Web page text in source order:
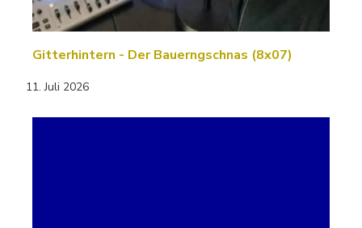
Gitterhintern - Der Bauerngschnas (8x07)
11. Juli 2026